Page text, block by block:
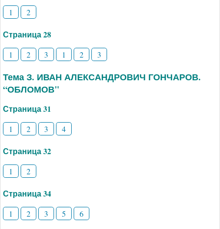
1 2
Страница 28
1 2 3 1 2 3
Тема З. ИВАН АЛЕКСАНДРОВИЧ ГОНЧАРОВ.
“ОБЛОМОВ"
Страница 31
1 2 3 4
Страница 32
1 2
Страница 34
1 2 3 5 6